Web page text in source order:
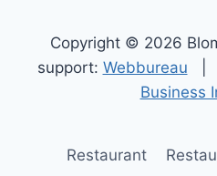
Copyright © 2026
support: Webbureau |
Business
Restaurant